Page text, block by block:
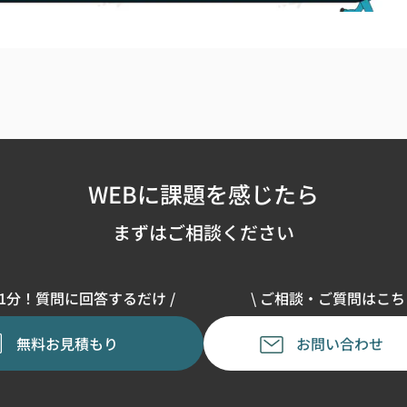
WEBに課題を感じたら
まずはご相談ください
分！質問に回答するだけ /
無料お見積もり
\ ご相談・ご質問はこ
お問い合わせ